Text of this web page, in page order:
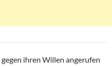
ihren Willen angerufen